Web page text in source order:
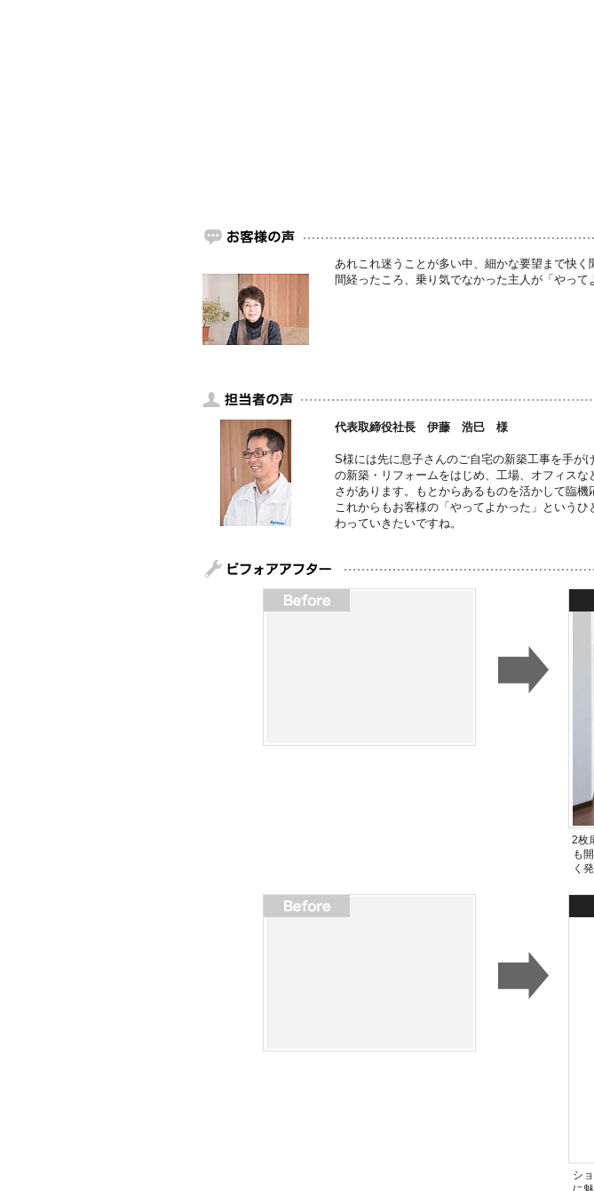
あれこれ迷うことが多い中、細かな要望まで快
間経ったころ、乗り気でなかった主人が「やって
代表取締役社長 伊藤 浩巳 様
S様には先に息子さんのご自宅の新築工事を手が
の新築・リフォームをはじめ、工場、オフィス
さがあります。もとからあるものを活かして臨
これからもお客様の「やってよかった」という
わっていきたいですね。
2枚
も
く
シ